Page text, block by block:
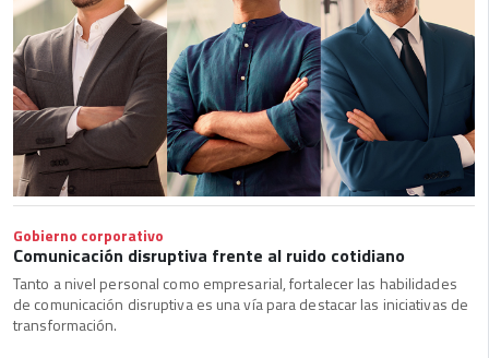
Gobierno corporativo
Comunicación disruptiva frente al ruido cotidiano
Tanto a nivel personal como empresarial, fortalecer las habilidades
de comunicación disruptiva es una vía para destacar las iniciativas de
transformación.